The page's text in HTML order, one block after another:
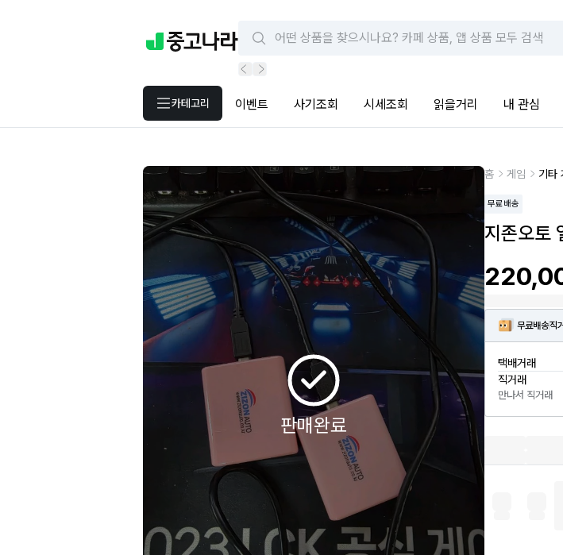
카테고리 이벤트 사기조회 시세조회 읽을거리 내 관심
판매완료
홈 게임 기타
무료배송
지존오토
무료배송직
택배거래
직거래
만나서 직거래